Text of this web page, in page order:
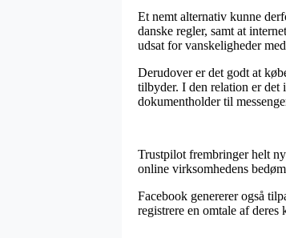
Et nemt alternativ kunne
danske regler, samt at
udsat for vanskeligheder
Derudover er det godt at
tilbyder. I den relation er det
dokumentholder til
Trustpilot frembringer helt
online virksomhedens
Facebook genererer også
registrere en omtale af